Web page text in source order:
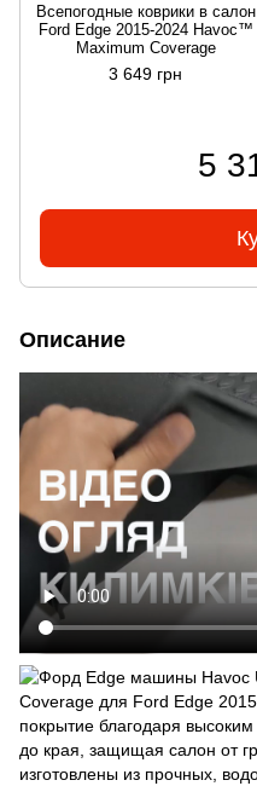
Всепогодные коврики в салон
Ford Edge 2015-2024 Havoc™
Maximum Coverage
3 649 грн
5
Описание
Coverage для Ford Edge
покрытие благодаря
до края, защищая салон от
изготовлены из прочных,